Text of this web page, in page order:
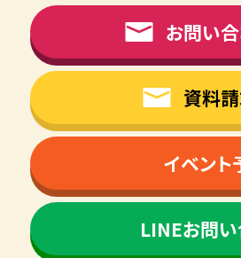
お問い
資料
イベント
LINEお問